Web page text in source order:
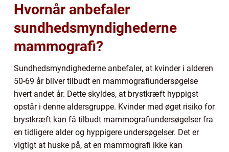
Hvornår anbefaler
sundhedsmyndighederne
mammografi?
Sundhedsmyndighederne anbefaler, at kvinder i alderen
50-69 år bliver tilbudt en mammografiundersøgelse
hvert andet år. Dette skyldes, at brystkræft hyppigst
opstår i denne aldersgruppe. Kvinder med øget risiko for
brystkræft kan få tilbudt mammografiundersøgelser fra
en tidligere alder og hyppigere undersøgelser. Det er
vigtigt at huske på, at en mammografi ikke kan